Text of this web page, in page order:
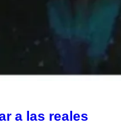
a las reales